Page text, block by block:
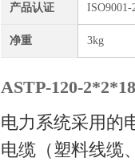
产品认证 ISO9001-
净重 3kg
ASTP-120-
电力系统采用的
电缆（塑料线缆